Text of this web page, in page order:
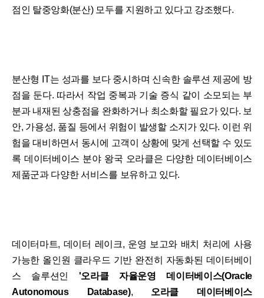
점인 탈중앙화(분산) 모두를 지원하고 있다고 강조했다.
분산형 IT는 성과를 보다 중시하며 신속한 솔루션 제공에 방
점을 둔다. 따라서 작업 중복과 기술 증식 같이 소모되는 부
분과 내재된 상충점을 완화하거나 최소화할 필요가 있다. 보
안, 가용성, 품질 등에서 위험이 발생할 소지가 있다. 이런 위
험을 대비하면서 동시에 고객이 상황에 맞게 선택할 수 있도
록 데이터베이스 분야 왕국 오라클은 다양한 데이터베이스
제품군과 다양한 서비스를 보유하고 있다.
데이터마트, 데이터 레이크, 운영 보고와 배치 처리에 사용
가능한 올인원 클라우드 기반 완전히 자동화된 데이터베이
스 솔루션인 '오라클 자율운영 데이터베이스(Oracle
Autonomous Database), 오라클 데이터베이스